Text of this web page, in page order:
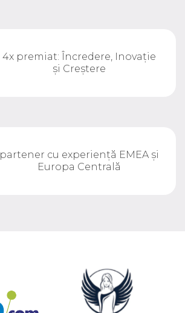
4x premiat: Încredere, Inovație
și Creștere
partener cu experiență EMEA și
Europa Centrală